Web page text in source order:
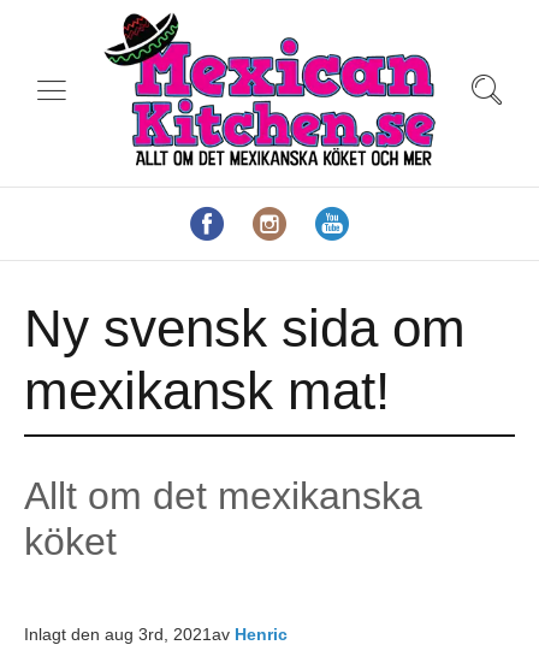
Ny svensk sida om
mexikansk mat!
Allt om det mexikanska
köket
Inlagt den aug 3rd, 2021av Henric